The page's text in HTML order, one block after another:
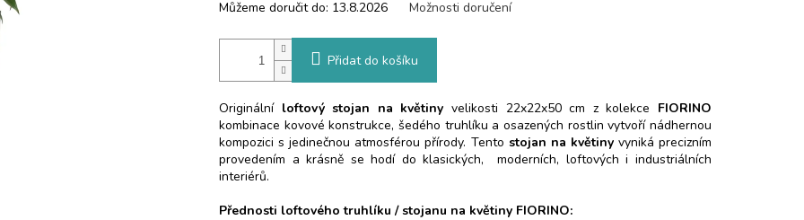
Můžeme doručit do: 13.8.2026 Možnosti doručení
Přidat do košíku
Originální loftový stojan na květinyvelikosti 22x22x50 cm z kolekce FIORINO
kombinace kovové konstrukce, šedého truhlíku a osazených rostlin vytvoří nádhernou
kompozici s jedinečnou atmosférou přírody. Tento stojan na květinyvyniká precizním
provedením a krásně se hodí do klasických, moderních, loftových i industriálních
interiérů.
Přednosti loftového truhlíku / stojanu na květiny FIORINO: